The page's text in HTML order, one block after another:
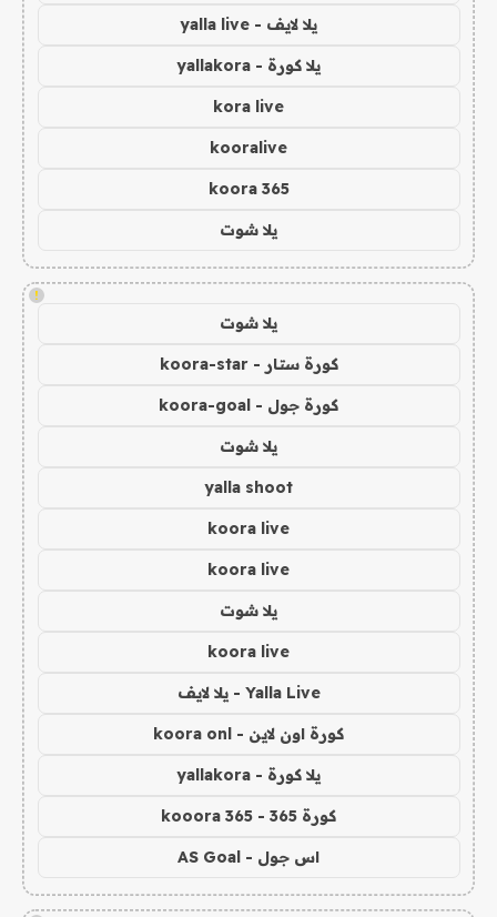
يلا لايف - yalla live
يلا كورة - yallakora
kora live
kooralive
koora 365
يلا شوت
!
يلا شوت
كورة ستار - koora-star
كورة جول - koora-goal
يلا شوت
yalla shoot
koora live
koora live
يلا شوت
koora live
Yalla Live - يلا لايف
كورة اون لاين - koora onl
يلا كورة - yallakora
كورة 365 - kooora 365
اس جول - AS Goal